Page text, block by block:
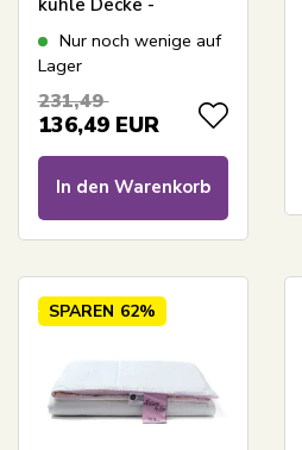
kühle Decke -
200x220 cm - Høie
Decke Gemini
Nur noch wenige auf
Lager
231,49
136,49 EUR
In den Warenkorb
SPAREN 62%